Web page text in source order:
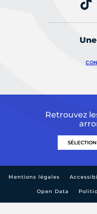
Retrouvez
Mentions légales
Open Data